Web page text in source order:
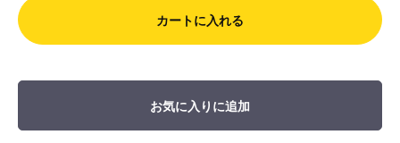
カートに入れる
お気に入りに追加